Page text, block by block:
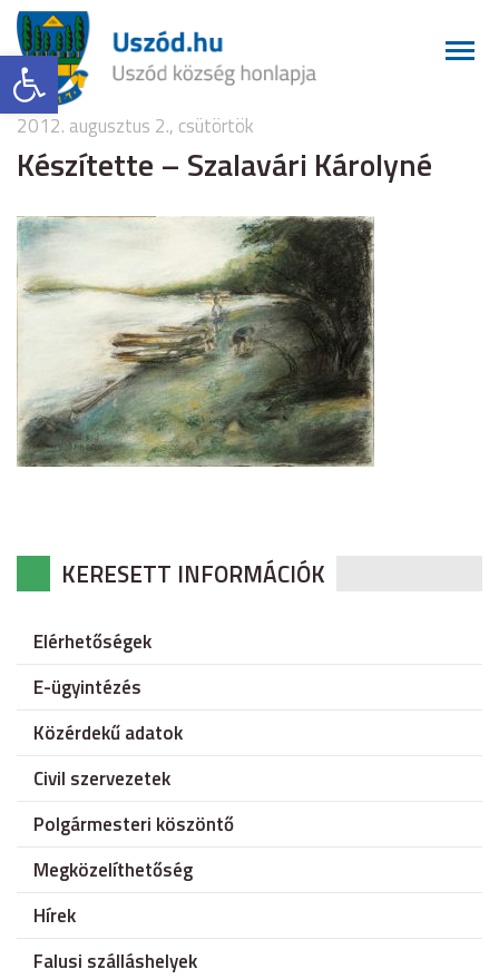
Eszköztár megnyitása
2012. augusztus 2., csütörtök
Készítette – Szalavári Károlyné
KERESETT INFORMÁCIÓK
Elérhetőségek
E-ügyintézés
Közérdekű adatok
Civil szervezetek
Polgármesteri köszöntő
Megközelíthetőség
Hírek
Falusi szálláshelyek